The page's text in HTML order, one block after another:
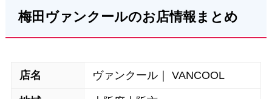
梅田ヴァンクールのお店情報まとめ
店名 ヴァンクール｜ VANCOOL